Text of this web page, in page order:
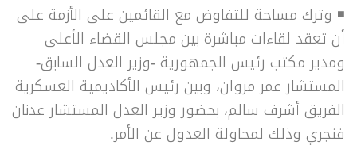
◾ وترك مساحة للتفاوض مع القائمين على الأزمة على
أن تعقد لقاءات مباشرة بين مجلس القضاء الأعلى
ومدير مكتب رئيس الجمهورية -وزير العدل السابق-
المستشار عمر مروان، وبين رئيس الأكاديمية العسكرية
الفريق أشرف سالم، بحضور وزير العدل المستشار عدنان
فنجري وذلك لمحاولة العدول عن الأمر.